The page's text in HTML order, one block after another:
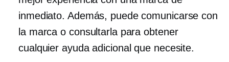
inmediato. Además, puede comunicarse con
la marca o consultarla para obtener
cualquier ayuda adicional que necesite.